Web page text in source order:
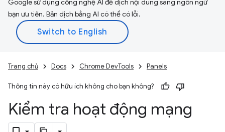
Google sử dụng công nghệ AI để dịch nội dung sang ngôn ngữ
bạn ưu tiên. Bản dịch bằng AI có thể có lỗi.
Trang chủ Docs Chrome DevTools Panels
Thông tin này có hữu ích không cho bạn không?
Kiểm tra hoạt động mạng